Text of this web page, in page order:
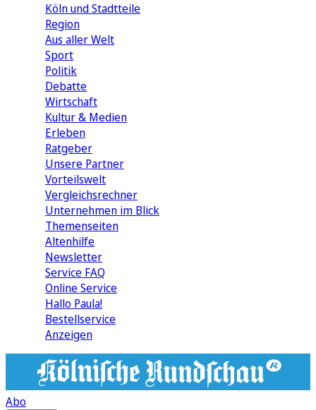
Köln und Stadtteile
Region
Aus aller Welt
Sport
Politik
Debatte
Wirtschaft
Kultur & Medien
Erleben
Ratgeber
Unsere Partner
Vorteilswelt
Vergleichsrechner
Unternehmen im Blick
Themenseiten
Altenhilfe
Newsletter
Service FAQ
Online Service
Hallo Paula!
Bestellservice
Anzeigen
Abo